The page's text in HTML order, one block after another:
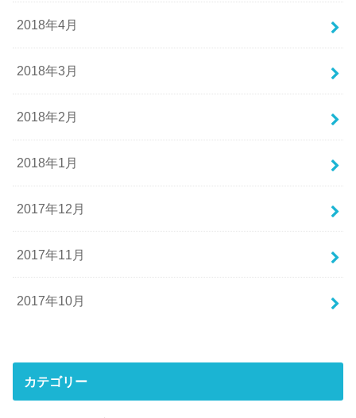
2018年4月
2018年3月
2018年2月
2018年1月
2017年12月
2017年11月
2017年10月
カテゴリー